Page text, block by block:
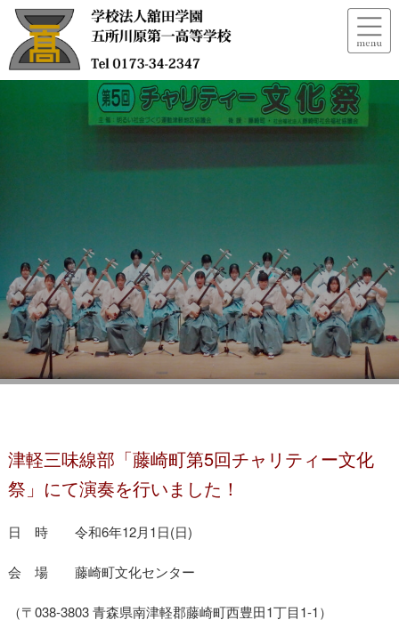
三味線部in藤崎
津軽三味線部「藤崎町第5回チャリティー文化
祭」にて演奏を行いました！
日 時 令和6年12月1日(日)
会 場 藤崎町文化センター
（〒038-3803 青森県南津軽郡藤崎町西豊田1丁目1-1）